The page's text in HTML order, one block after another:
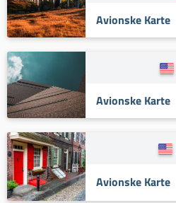
Avionske Karte
Avionske Karte
Avionske Karte